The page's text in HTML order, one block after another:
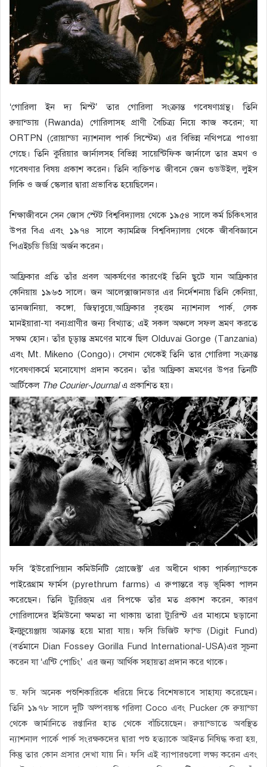
‘গোরিলা ইন দ্য মিস্ট’ তার গোরিলা সংক্রান্ত গবেষণাগ্রন্থ। তিনি
রুয়ান্ডায় (Rwanda) গোরিলাসহ প্রাণী বৈচিত্র্য নিয়ে কাজ করেন; যা
ORTPN (রোয়ান্ডা ন্যাশনাল পার্ক সিস্টেম) এর বিভিন্ন নথিপত্রে পাওয়া
গেছে। তিনি কুরিয়ার জার্নালসহ বিভিন্ন সায়েন্টিফিক জার্নালে তার ভ্রমণ ও
গবেষণার বিষয় প্রকাশ করেন। তিনি ব্যক্তিগত জীবনে জেন গুডউইল, লুইস
লিকি ও জর্জ স্কেলার দ্বারা প্রভাবিত হয়েছিলেন।
শিক্ষাজীবনে সেন জোস স্টেট বিশ্ববিদ্যালয় থেকে ১৯৫৪ সালে কর্ম চিকিৎসার
উপর বিএ এবং ১৯৭৪ সালে ক্যামব্রিজ বিশ্ববিদ্যালয় থেকে জীববিজ্ঞানে
পিএইচডি ডিগ্রি অর্জন করেন।
আফ্রিকার প্রতি তাঁর প্রবল আকর্ষণের কারণেই তিনি ছুটে যান আফ্রিকার
কেনিয়ায় ১৯৬৩ সালে। জন আলেক্সাজানডার এর নির্দেশনায় তিনি কেনিয়া,
তানজানিয়া, কঙ্গো, জিম্বাবুয়ে,আফ্রিকার বৃহত্তম ন্যাশনাল পার্ক, লেক
মানইয়ারা-যা বন্যপ্রাণীর জন্য বিখ্যাত; এই সকল অঞ্চলে সফল ভ্রমণ করতে
সক্ষম হোন। তাঁর চূড়ান্ত ভ্রমণের মাঝে ছিল Olduvai Gorge (Tanzania)
এবং Mt. Mikeno (Congo)। সেখান থেকেই তিনি তার গোরিলা সংক্রান্ত
গবেষণাকর্মে মনোযোগ প্রদান করেন। তাঁর আফ্রিকা ভ্রমণের উপর তিনটি
আর্টিকেল The Courier-Journalএ প্রকাশিত হয়।
ফসি ‘ইউরোপিয়ান কমিউনিটি প্রোজেক্ট’ এর অধীনে থাকা পার্কল্যান্ডকে
পাইরেথ্রাম ফার্মস (pyrethrum farms) এ রুপান্তরে বড় ভূমিকা পালন
করেছেন। তিনি ট্যুরিজ্‌ম এর বিপক্ষে তাঁর মত প্রকাশ করেন, কারণ
গোরিলাদের ইমিউনো ক্ষমতা না থাকায় তারা ট্যুরিস্ট এর মাধ্যমে ছড়ানো
ইনফ্লুয়েঞ্জায় আক্রান্ত হয়ে মারা যায়। ফসি ডিজিট ফান্ড (Digit Fund)
(বর্তমানে Dian Fossey Gorilla Fund International-USA)এর সূচনা
করেন যা ‘এন্টি পোচিং’ এর জন্য আর্থিক সহায়তা প্রদান করে থাকে।
ড. ফসি অনেক পশুশিকারিকে ধরিয়ে দিতে বিশেষভাবে সাহায্য করেছেন।
তিনি ১৯৭৮ সালে দুটি অল্পবয়স্ক গরিলা Coco এবং Pucker কে রুয়ান্ডা
থেকে জার্মানিতে রপ্তানির হাত থেকে বাঁচিয়েছেন। রুয়ান্ডাতে অবস্থিত
ন্যাশনাল পার্কে পার্ক সংরক্ষকদের দ্বারা পশু হত্যাকে আইনত নিষিদ্ধ করা হয়,
কিন্তু তার কোন প্রসার দেখা যায় নি। ফসি এই ব্যাপারগুলো লক্ষ্য করেন এবং